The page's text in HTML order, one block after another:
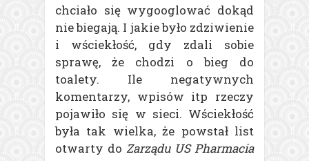
chciało się wygooglować dokąd
nie biegają. I jakie było zdziwienie
i wściekłość, gdy zdali sobie
sprawę, że chodzi o bieg do
toalety. Ile negatywnych
komentarzy, wpisów itp rzeczy
pojawiło się w sieci. Wściekłość
była tak wielka, że powstał list
otwarty do Zarządu US Pharmacia